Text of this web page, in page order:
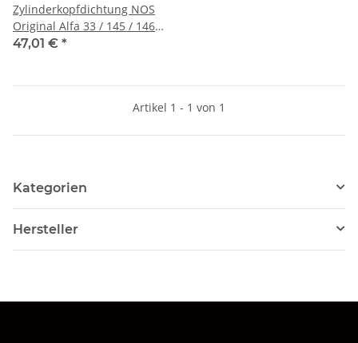
Zylinderkopfdichtung NOS
Original Alfa 33 / 145 / 146
(1.7 16V)
47,01 € *
Artikel 1 - 1 von 1
Kategorien
Hersteller